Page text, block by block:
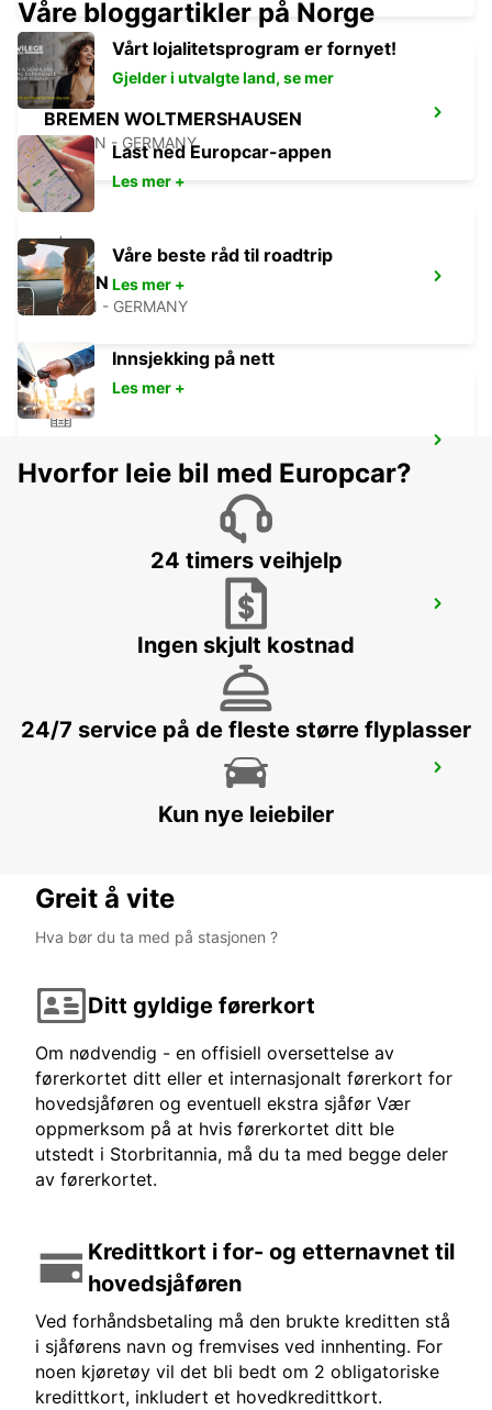
BREMEN WOLTMERSHAUSEN
BREMEN - GERMANY
EMDEN
EMDEN - GERMANY
DELMENHORST - GERMANY
BREMEN MAIN STATION
BREMEN - GERMANY
Våre bloggartikler på Norge
Vårt lojalitetsprogram er fornyet!
Gjelder i utvalgte land, se mer
Last ned Europcar-appen
Les mer +
Våre beste råd til roadtrip
Les mer +
Innsjekking på nett
Les mer +
Hvorfor leie bil med Europcar?
24 timers veihjelp
Ingen skjult kostnad
24/7 service på de fleste større flyplasser
Kun nye leiebiler
Greit å vite
Hva bør du ta med på stasjonen ?
Ditt gyldige førerkort
Om nødvendig - en offisiell oversettelse av
førerkortet ditt eller et internasjonalt førerkort for
hovedsjåføren og eventuell ekstra sjåfør Vær
oppmerksom på at hvis førerkortet ditt ble
utstedt i Storbritannia, må du ta med begge deler
av førerkortet.
Kredittkort i for- og etternavnet til
hovedsjåføren
Ved forhåndsbetaling må den brukte kreditten stå
i sjåførens navn og fremvises ved innhenting. For
noen kjøretøy vil det bli bedt om 2 obligatoriske
kredittkort, inkludert et hovedkredittkort.